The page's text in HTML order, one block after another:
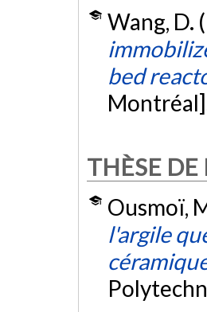
Wang, D.
bed
THÈSE
Ousmoï,
l'argile